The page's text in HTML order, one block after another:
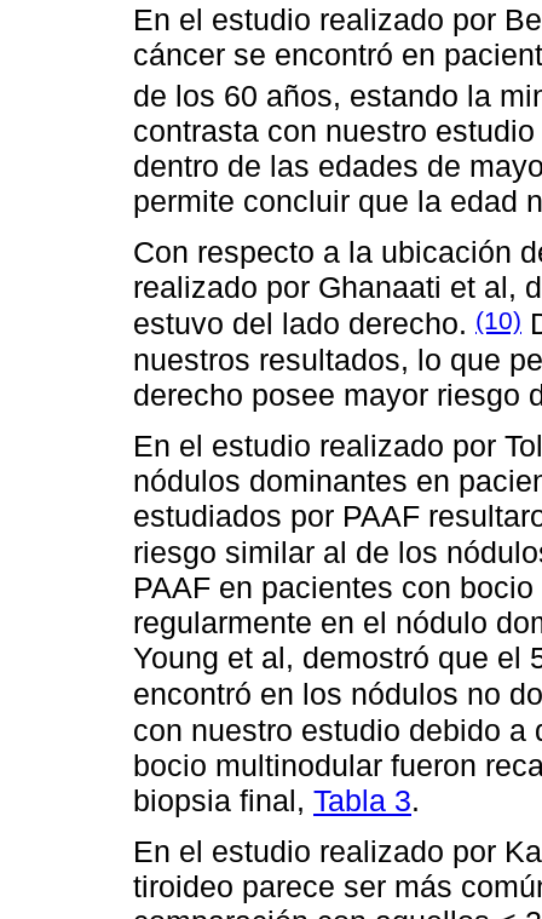
En el estudio realizado por
cáncer se encontró en
de los 60 años, estando la
contrasta con nuestro
dentro de las edades de
permite concluir que la edad
Con respecto a la ubicación
realizado por Ghanaati et al,
estuvo del lado derecho. (10)
nuestros resultados, lo que
derecho posee mayor riesgo
En el estudio realizado por
nódulos dominantes en
estudiados por PAAF
riesgo similar al de los
PAAF en pacientes con
regularmente en el nódulo
Young et al, demostró que el
encontró en los nódulos no
con nuestro estudio debido
bocio multinodular fueron
biopsia final, Tabla 3.
En el estudio realizado por
tiroideo parece ser más